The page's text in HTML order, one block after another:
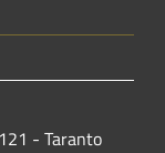
- Taranto